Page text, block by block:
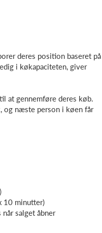
deres position baseret på
i køkapaciteten, giver
at gennemføre deres køb.
og næste person i køen får
10 minutter)
salget åbner